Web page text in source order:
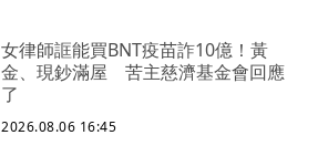
女律師誆能買BNT疫苗詐10億！黃
金、現鈔滿屋 苦主慈濟基金會回應
了
2026.08.06 16:45